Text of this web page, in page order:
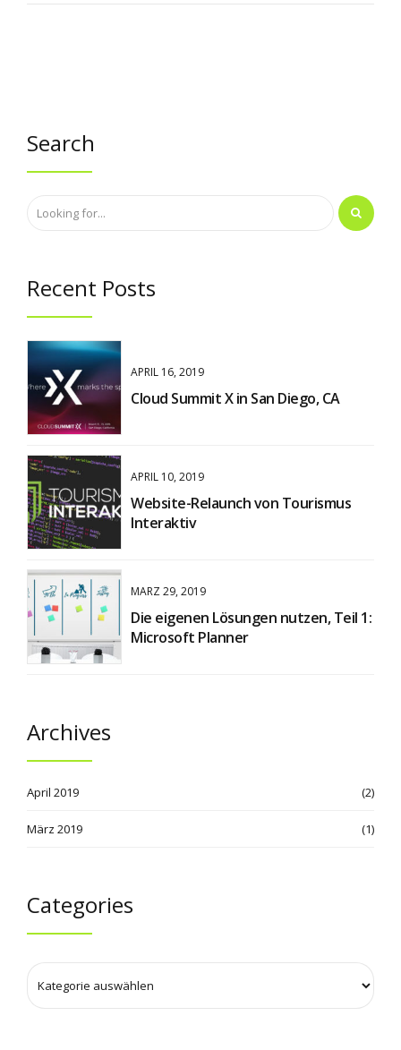
Search
Recent Posts
APRIL 16, 2019
Cloud Summit X in San Diego, CA
APRIL 10, 2019
Website-Relaunch von Tourismus
Interaktiv
MÄRZ 29, 2019
Die eigenen Lösungen nutzen, Teil 1:
Microsoft Planner
Archives
April 2019 (2)
März 2019 (1)
Categories